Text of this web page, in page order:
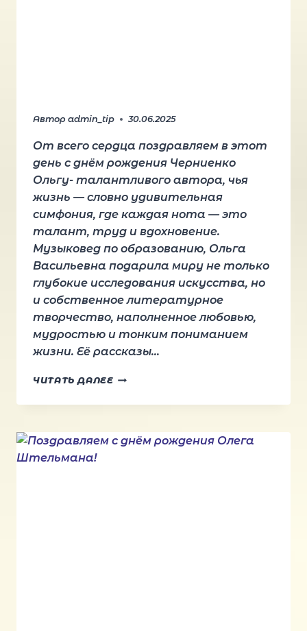
Автор admin_tip 30.06.2025
От всего сердца поздравляем в этот
день с днём рождения Черниенко
Ольгу- талантливого автора, чья
жизнь — словно удивительная
симфония, где каждая нота — это
талант, труд и вдохновение.
Музыковед по образованию, Ольга
Васильевна подарила миру не только
глубокие исследования искусства, но
и собственное литературное
творчество, наполненное любовью,
мудростью и тонким пониманием
жизни. Её рассказы…
ЧИТАТЬ ДАЛЕЕПОЗДРАВЛЯЕМ
ДНЁМ
ЧЕРНИЕНКО
ОЛЬГУ!